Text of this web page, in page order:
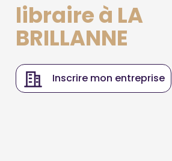
libraire à LA
BRILLANNE
Inscrire mon entreprise